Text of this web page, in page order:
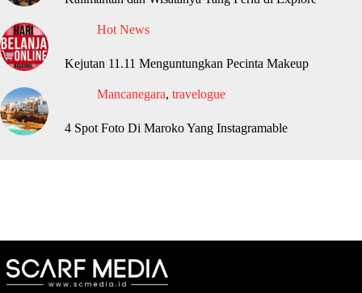
Hot News
Kejutan 11.11 Menguntungkan Pecinta Makeup
Mancanegara, travelogue
4 Spot Foto Di Maroko Yang Instagramable